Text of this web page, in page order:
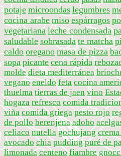
potaje microondas legumbres
cocina arabe miso espárragos
vegetariana leche condensada
saludable sobrasada te matcha
caldo oregano masa de pizza
sopa picante cena rápida
molde dieta mediterránea
vegano eneldo feta cocina
thuelma tierras de jaen vino
hogaza refresco comida
viña comida griega pesto rojo
de pollo berenjena adobo
celiaco nutella gochujang
avocado chia pudding puré de
limonada centeno fiambre